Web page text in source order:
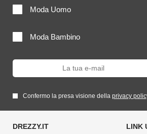
Moda Uomo
Moda Bambino
Confermo la presa visione della privacy